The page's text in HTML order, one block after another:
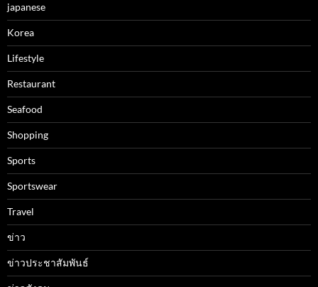
japanese
Korea
Lifestyle
Restaurant
Seafood
Shopping
Sports
Sportswear
Travel
ข่าว
ข่าวประชาสัมพันธ์